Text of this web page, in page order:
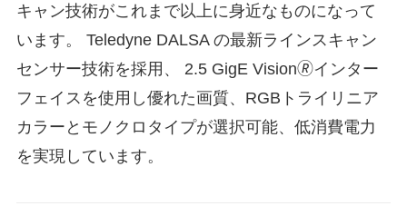
キャン技術がこれまで以上に身近なものになって
います。 Teledyne DALSA の最新ラインスキャン
センサー技術を採用、 2.5 GigE Vision🄬インター
フェイスを使用し優れた画質、RGBトライリニア
カラーとモノクロタイプが選択可能、低消費電力
を実現しています。